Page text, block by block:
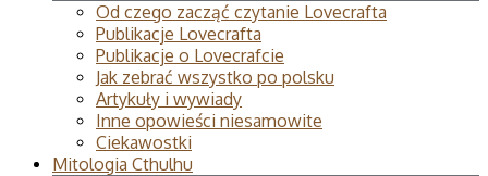
Od czego zacząć czytanie Lovecrafta
Publikacje Lovecrafta
Publikacje o Lovecrafcie
Jak zebrać wszystko po polsku
Artykuły i wywiady
Inne opowieści niesamowite
Ciekawostki
Mitologia Cthulhu